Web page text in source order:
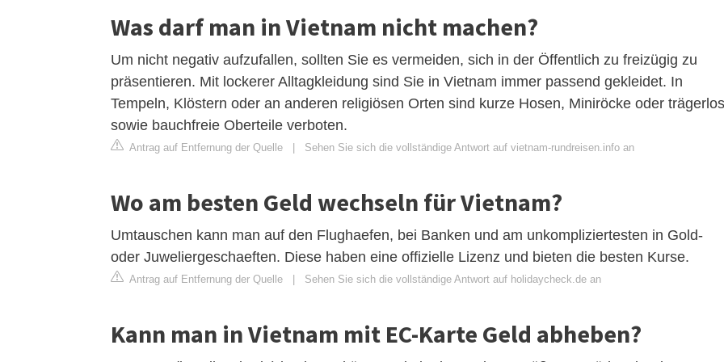
Was darf man in Vietnam nicht machen?
Um nicht negativ aufzufallen, sollten Sie es vermeiden, sich in der Öffentlich zu freizügig zu
präsentieren. Mit lockerer Alltagkleidung sind Sie in Vietnam immer passend gekleidet. In
Tempeln, Klöstern oder an anderen religiösen Orten sind kurze Hosen, Miniröcke oder
sowie bauchfreie Oberteile verboten.
Antrag auf Entfernung der Quelle | Sehen Sie sich die vollständige Antwort auf vietnam-rundreisen.info an
Wo am besten Geld wechseln für Vietnam?
Umtauschen kann man auf den Flughaefen, bei Banken und am unkompliziertesten in Gold-
oder Juweliergeschaeften. Diese haben eine offizielle Lizenz und bieten die besten Kurse.
Antrag auf Entfernung der Quelle | Sehen Sie sich die vollständige Antwort auf holidaycheck.de an
Kann man in Vietnam mit EC-Karte Geld abheben?